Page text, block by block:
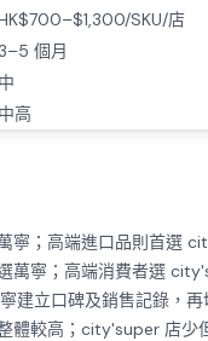
SKU/店
3–5 個月
中
中高
寧；高端進口品則首選
萬寧；高端消費者選
建立口碑及銷售記錄，再
體較高；city'super 店少